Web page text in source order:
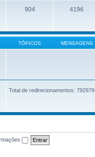
904 4196
TÓPICOS MENSAGENS
Total de redirecionamentos: 792979